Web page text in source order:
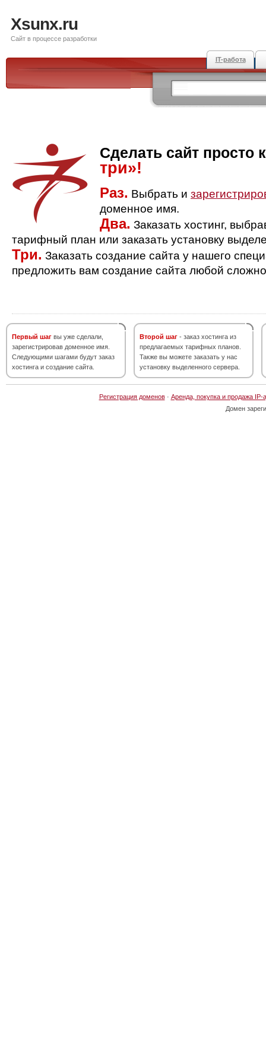
Xsunx.ru
Сайт в процессе разработки
IT-работа
Сделать сайт просто
три»!
Раз. Выбрать и
доменное имя.
Два. Заказать хостинг,
тарифный план или заказать установку
Три. Заказать создание сайта у нашего
предложить вам создание сайта любой
Первый шаг вы уже сделали,
зарегистрировав доменное имя.
Следующими шагами будут заказ
хостинга и создание сайта.
Второй шаг - заказ хостинга из
предлагаемых тарифных планов.
Также вы можете заказать у нас
установку выделенного сервера.
Регистрация доменов· Аренда, покупка и продажа IP-
Домен